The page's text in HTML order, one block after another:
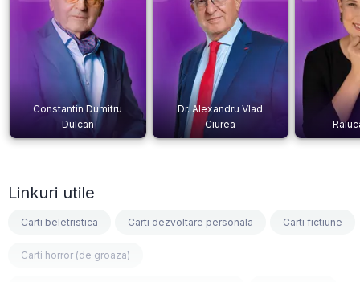
Constantin Dumitru
Dulcan
Dr. Alexandru Vlad
Ciurea
Linkuri utile
Carti beletristica Carti dezvoltare personala Carti fictiune
Carti horror (de groaza)